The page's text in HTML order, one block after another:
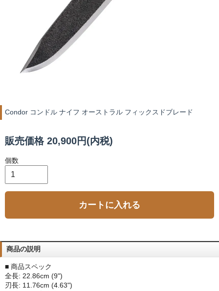
Condor コンドル ナイフ オーストラル フィックスドブレード
販売価格 20,900円(内税)
個数
カートに入れる
商品の説明
■ 商品スペック
全長: 22.86cm (9")
刃長: 11.76cm (4.63")